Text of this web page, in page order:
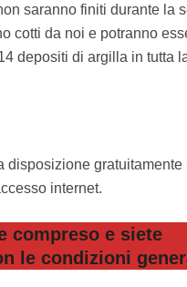
saranno finiti durante la
cotti da noi e potranno
depositi di argilla in tutta
disposizione gratuitamente
internet.
compreso e siete
le condizioni